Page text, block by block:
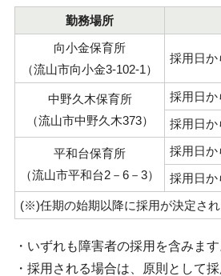
勤務場所
向小金保育所
（流山市向小金3-102-1）
採用日か
中野久木保育所
（流山市中野久木373）
採用日か
採用日か
平和台保育所
（流山市平和台2－6－3）
採用日か
採用日か
(※)任期の始期以降に採用が決定され
・いずれも障害者の採用を含みます
・採用される場合は、原則として